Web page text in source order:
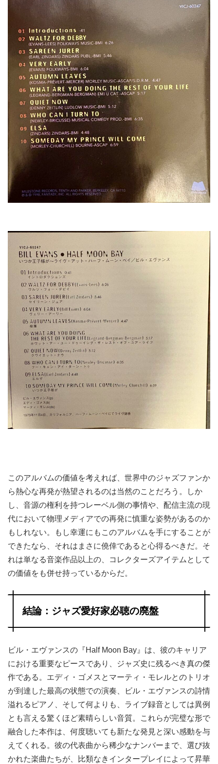
このアルバムの価値を考えれば、世界中のジャズファンか
ら熱心な再発が熱望されるのは当然のことだろう。しか
し、音源の権利を持つレーベル側の事情や、配信主流の現
代において物理メディアでの再発に慎重な姿勢があるのか
もしれない。もし幸運にもこのアルバムを手にすることが
できたなら、それはまさに僥倖であると心得るべきだ。そ
れは単なる音楽作品以上の、コレクターズアイテムとして
の価値をも併せ持っているからだ。
結論：ジャズ愛好家必聴の廃盤
ビル・エヴァンスの『Half Moon Bay』は、彼のキャリア
における重要なピースであり、ジャズ史に残るべき真の傑
作である。エディ・ゴメスとマーティ・モレルとのトリオ
が到達した最高の状態での演奏、ビル・エヴァンスの詩情
溢れるピアノ、そして何よりも、ライブ録音としては異例
とも言える驚くほど素晴らしい音質。これらが完璧な形で
融合した本作は、何度聴いても新たな発見と深い感動を与
えてくれる。彼の代表曲から稀少なナンバーまで、選び抜
かれた楽曲たちが、比類なきインタープレイによって昇華